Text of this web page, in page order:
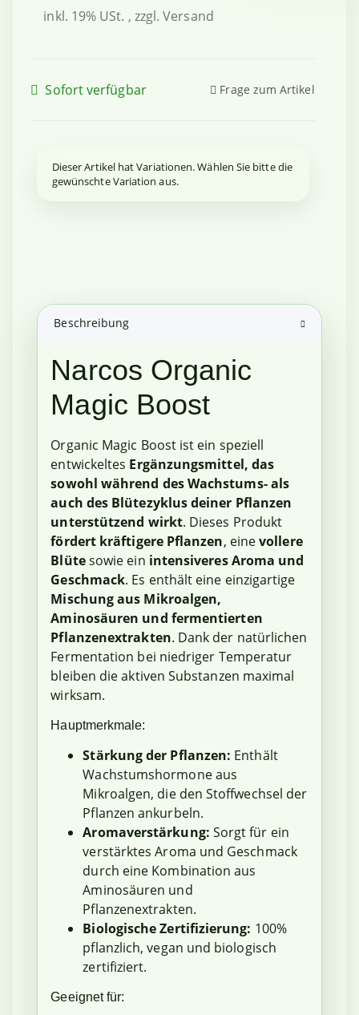
inkl. 19% USt. , zzgl.Versand
Sofort verfügbar Frage zum Artikel
x
Dieser Artikel hat Variationen. Wählen Sie bitte die
gewünschte Variation aus.
Beschreibung
Narcos Organic
Magic Boost
Organic Magic Boost ist ein speziell
entwickeltes Ergänzungsmittel, das
sowohl während des Wachstums- als
auch des Blütezyklus deiner Pflanzen
unterstützend wirkt. Dieses Produkt
fördert kräftigere Pflanzen, einevollere
Blütesowie ein intensiveres Aroma und
Geschmack. Es enthält eine einzigartige
Mischung aus Mikroalgen,
Aminosäuren und fermentierten
Pflanzenextrakten. Dank der natürlichen
Fermentation bei niedriger Temperatur
bleiben die aktiven Substanzen maximal
wirksam.
Hauptmerkmale:
Stärkung der Pflanzen: Enthält
Wachstumshormone aus
Mikroalgen, die den Stoffwechsel der
Pflanzen ankurbeln.
Aromaverstärkung: Sorgt für ein
verstärktes Aroma und Geschmack
durch eine Kombination aus
Aminosäuren und
Pflanzenextrakten.
Biologische Zertifizierung: 100%
pflanzlich, vegan und biologisch
zertifiziert.
Geeignet für: